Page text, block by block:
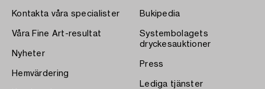
Kontakta våra specialister
Våra Fine Art-resultat
Nyheter
Hemvärdering
Bukipedia
Systembolagets
dryckesauktioner
Press
Lediga tjänster